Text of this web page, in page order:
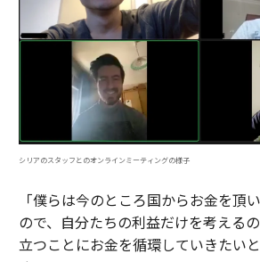
シリアのスタッフとのオンラインミーティングの様子
「僕らは今のところ国からお金を頂
ので、自分たちの利益だけを考える
立つことにお金を循環していきたい